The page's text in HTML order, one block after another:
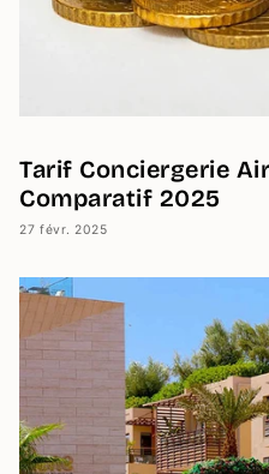
Tarif Conciergerie
Comparatif 2025
27 févr. 2025